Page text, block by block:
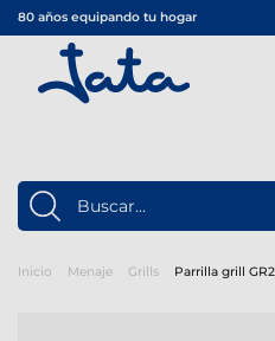
80 años equipando tu hogar
Inicio Menaje Grills Parrilla grill